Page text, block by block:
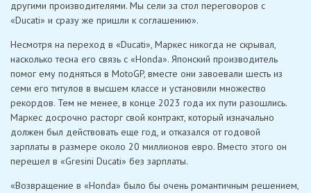
другими производителями. Мы сели за стол переговоров с
«Ducati» и сразу же пришли к соглашению».
Несмотря на переход в «Ducati», Маркес никогда не скрывал,
насколько тесна его связь с «Honda». Японский производитель
помог ему подняться в MotoGP, вместе они завоевали шесть из
семи его титулов в высшем классе и установили множество
рекордов. Тем не менее, в конце 2023 года их пути разошлись.
Маркес досрочно расторг свой контракт, который изначально
должен был действовать еще год, и отказался от годовой
зарплаты в размере около 20 миллионов евро. Вместо этого он
перешел в «Gresini Ducati» без зарплаты.
«Возвращение в «Honda» было бы очень романтичным решением,